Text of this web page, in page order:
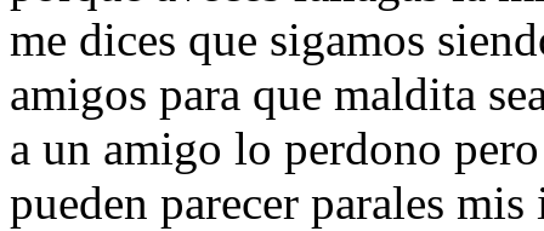
me dices que sigamos
amigos para que maldita
a un amigo lo perdono
pueden parecer parales